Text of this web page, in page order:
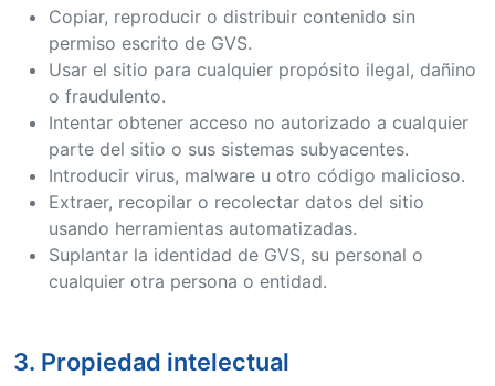
Copiar, reproducir o distribuir contenido sin
permiso escrito de GVS.
Usar el sitio para cualquier propósito ilegal, dañino
o fraudulento.
Intentar obtener acceso no autorizado a cualquier
parte del sitio o sus sistemas subyacentes.
Introducir virus, malware u otro código malicioso.
Extraer, recopilar o recolectar datos del sitio
usando herramientas automatizadas.
Suplantar la identidad de GVS, su personal o
cualquier otra persona o entidad.
3. Propiedad intelectual